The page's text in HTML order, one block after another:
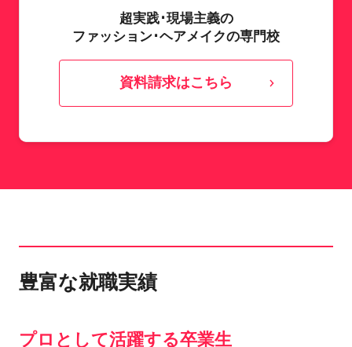
超実践･現場主義の
ファッション･ヘアメイクの専門校
資料請求はこちら
豊富な就職実績
プロとして活躍する卒業生